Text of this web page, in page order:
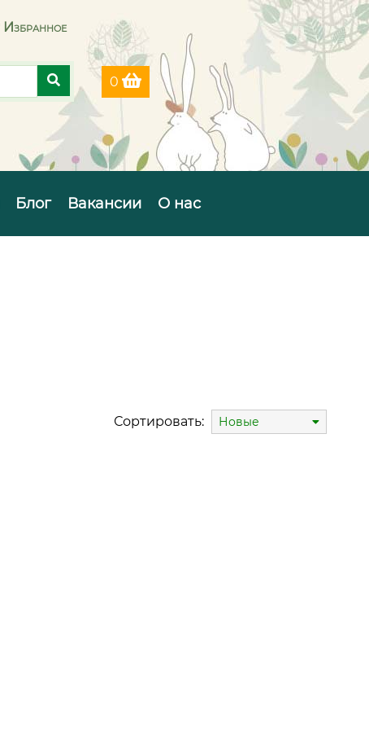
Избранное
0
Блог Вакансии О нас
Сортировать: Новые